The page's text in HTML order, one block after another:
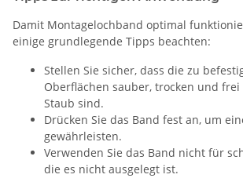
Damit Montagelochband optimal
einige grundlegende Tipps beachten:
Stellen Sie sicher, dass die zu
Oberflächen sauber, trocken und frei
Staub sind.
Drücken Sie das Band fest an, um
gewährleisten.
Verwenden Sie das Band nicht für
die es nicht ausgelegt ist.